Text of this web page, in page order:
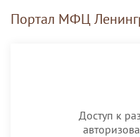
Портал МФЦ
Доступ к